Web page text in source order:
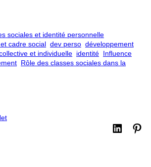
sociales et identité personnelle
cadre social dev perso développement
et individuelle identité Influence
Rôle des classes sociales dans la